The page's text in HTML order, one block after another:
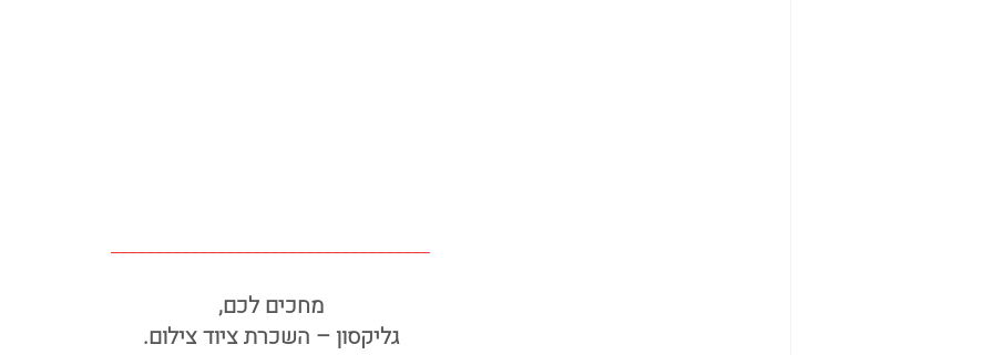
____________________________________
מחכים לכם,
גליקסון – השכרת ציוד צילום.